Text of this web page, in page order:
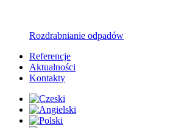
Rozdrabnianie odpadów
Referencje
Aktualności
Kontakty